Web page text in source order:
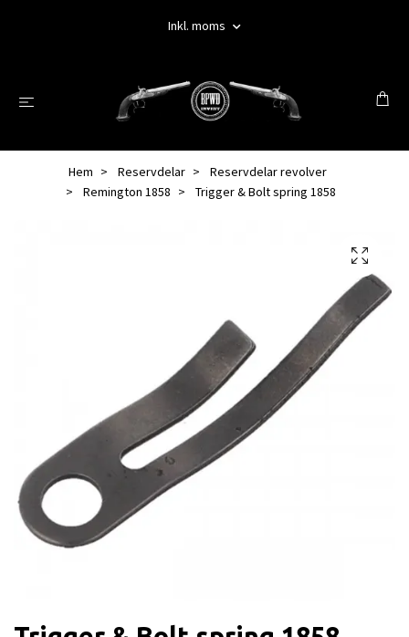
Inkl. moms
Hem Reservdelar
Reservdelar revolver
Remington 1858
Trigger & Bolt spring 1858